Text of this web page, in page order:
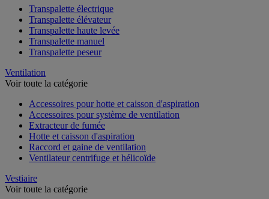
Transpalette électrique
Transpalette élévateur
Transpalette haute levée
Transpalette manuel
Transpalette peseur
Ventilation
Voir toute la catégorie
Accessoires pour hotte et caisson d'aspiration
Accessoires pour système de ventilation
Extracteur de fumée
Hotte et caisson d'aspiration
Raccord et gaine de ventilation
Ventilateur centrifuge et hélicoïde
Vestiaire
Voir toute la catégorie